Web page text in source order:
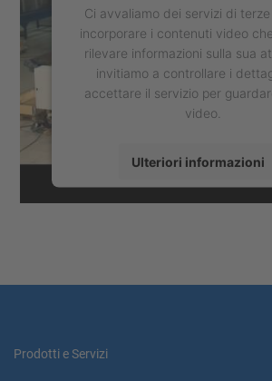
Ci avvaliamo dei servizi di
incorporare i contenuti video
rilevare informazioni sulla sua
invitiamo a controllare i
accettare il servizio per
video.
Ulteriori informazioni
Prodotti e Servizi